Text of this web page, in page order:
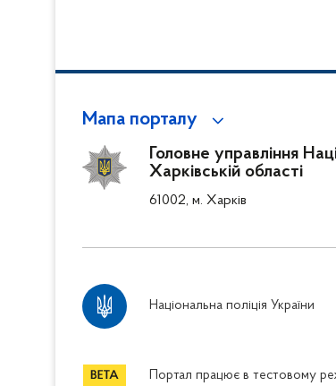
Мапа порталу
Головне управління
Харківській області
61002, м. Харків
Національна поліція України
Портал працює в тестовому